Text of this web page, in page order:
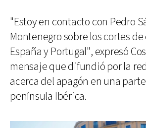
"Estoy en contacto con Pedro
Montenegro sobre los cortes
España y Portugal", expresó
mensaje que difundió por la
acerca del apagón en una
península Ibérica.